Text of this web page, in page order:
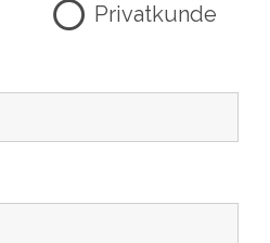
Privatkunde